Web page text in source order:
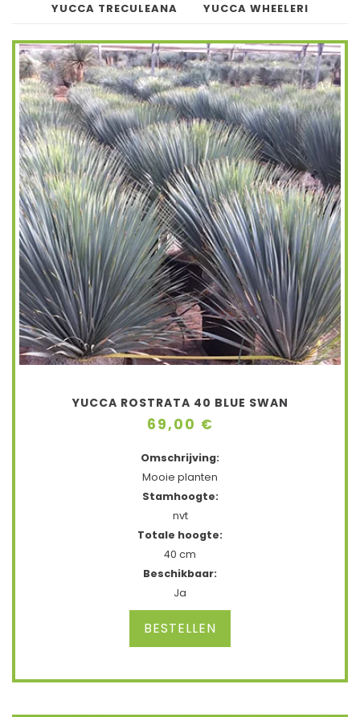
YUCCA TRECULEANA
YUCCA WHEELERI
YUCCA ROSTRATA 40 BLUE SWAN
69,00 €
Omschrijving:
Mooie planten
Stamhoogte:
nvt
Totale hoogte:
40 cm
Beschikbaar:
Ja
BESTELLEN